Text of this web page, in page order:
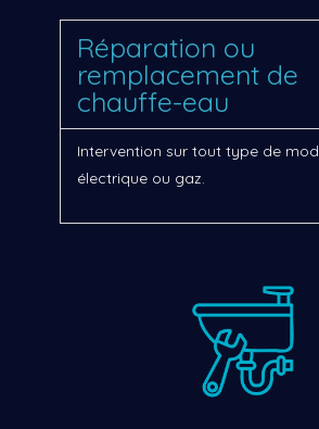
Réparation ou
remplacement de
chauffe-eau
Intervention sur tout type de
électrique ou gaz.